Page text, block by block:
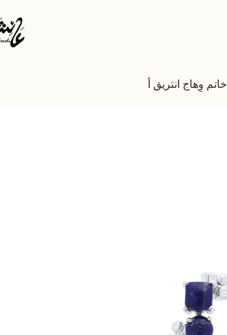
خاتم وِهاج انتريق أ